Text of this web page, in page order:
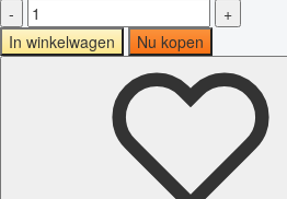
-
+
In winkelwagen
Nu kopen